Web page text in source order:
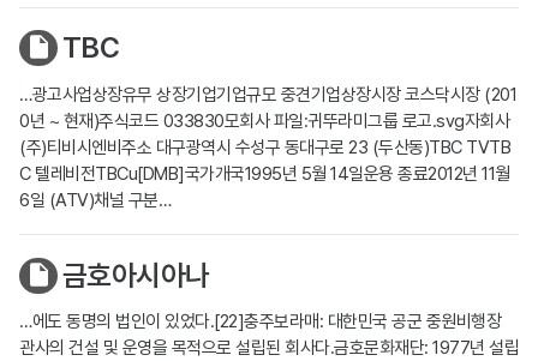
TBC
…광고사업상장유무 상장기업기업규모 중견기업상장시장 코스닥시장 (201
0년 ~ 현재)주식코드 033830모회사 파일:귀뚜라미그룹 로고.svg자회사
(주)티비시엔비주소 대구광역시 수성구 동대구로 23 (두산동)TBC TVTB
C 텔레비전TBCu[DMB]국가개국1995년 5월 14일운용 종료2012년 11월
6일 (ATV)채널 구분…
금호아시아나
…에도 동명의 법인이 있었다.[22]충주보라매: 대한민국 공군 중원비행장
관사의 건설 및 운영을 목적으로 설립된 회사다.금호문화재단: 1977년 설립